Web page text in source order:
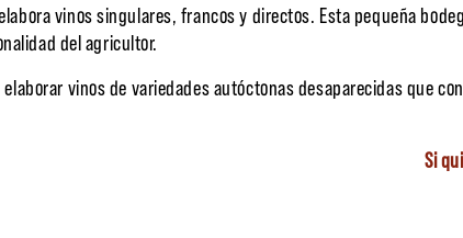
vinos singulares, francos y directos. Esta pequeña
del agricultor.
vinos de variedades autóctonas desaparecidas que
Si